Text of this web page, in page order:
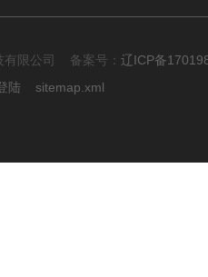
有限公司 备案号： 辽ICP备
陆 sitemap.xml